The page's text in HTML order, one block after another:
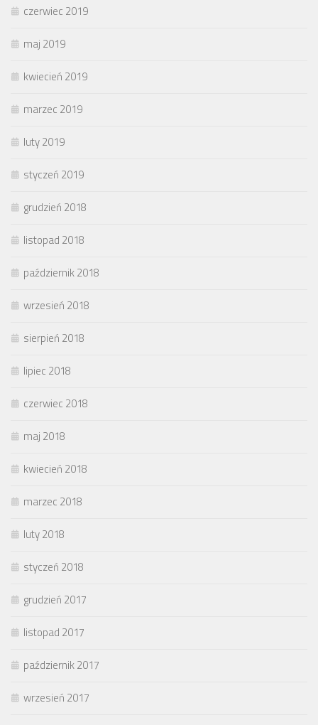
czerwiec 2019
maj 2019
kwiecień 2019
marzec 2019
luty 2019
styczeń 2019
grudzień 2018
listopad 2018
październik 2018
wrzesień 2018
sierpień 2018
lipiec 2018
czerwiec 2018
maj 2018
kwiecień 2018
marzec 2018
luty 2018
styczeń 2018
grudzień 2017
listopad 2017
październik 2017
wrzesień 2017